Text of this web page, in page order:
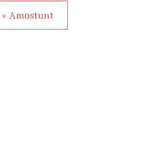
« Amostunt